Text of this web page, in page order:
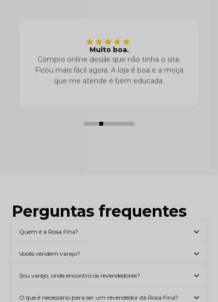
Muito boa.
Compro online desde que não tinha o site.
Ficou mais fácil agora. A loja é boa e a moça
que me atende é bem educada.
Perguntas frequentes
Quem é a Rosa Fina?
Vocês vendem varejo?
Sou varejo, onde encontro os revendedores?
O que é necessário para ser um revendedor da Rosa Fina?